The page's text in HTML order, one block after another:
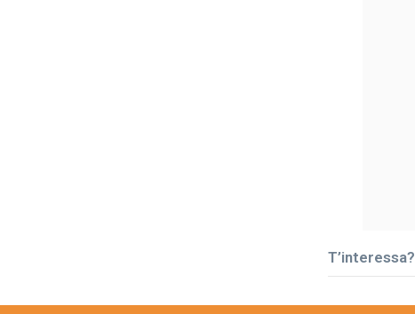
T’interessa?